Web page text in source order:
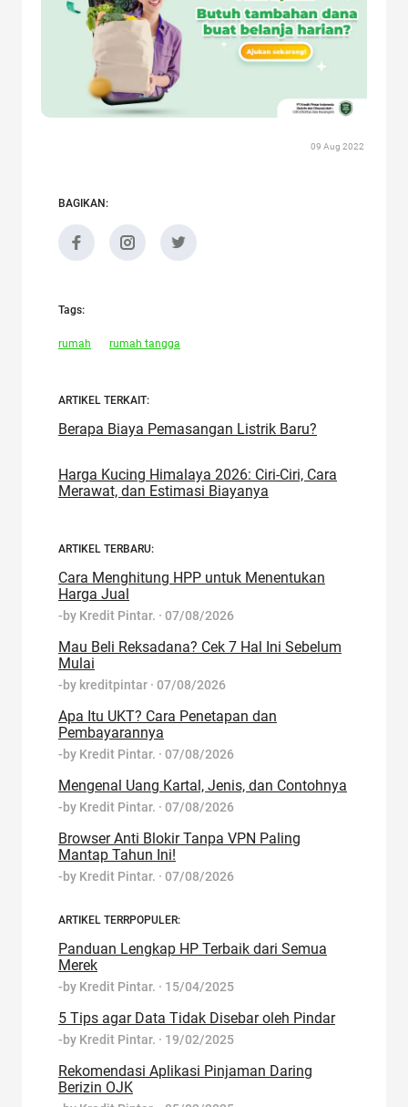
09 Aug 2022
BAGIKAN:
Tags:
rumah rumah tangga
ARTIKEL TERKAIT:
Berapa Biaya Pemasangan Listrik Baru?
Harga Kucing Himalaya 2026: Ciri-Ciri, Cara
Merawat, dan Estimasi Biayanya
ARTIKEL TERBARU:
Cara Menghitung HPP untuk Menentukan
Harga Jual
-by Kredit Pintar. · 07/08/2026
Mau Beli Reksadana? Cek 7 Hal Ini Sebelum
Mulai
-by kreditpintar · 07/08/2026
Apa Itu UKT? Cara Penetapan dan
Pembayarannya
-by Kredit Pintar. · 07/08/2026
Mengenal Uang Kartal, Jenis, dan Contohnya
-by Kredit Pintar. · 07/08/2026
Browser Anti Blokir Tanpa VPN Paling
Mantap Tahun Ini!
-by Kredit Pintar. · 07/08/2026
ARTIKEL TERRPOPULER:
Panduan Lengkap HP Terbaik dari Semua
Merek
-by Kredit Pintar. · 15/04/2025
5 Tips agar Data Tidak Disebar oleh Pindar
-by Kredit Pintar. · 19/02/2025
Rekomendasi Aplikasi Pinjaman Daring
Berizin OJK